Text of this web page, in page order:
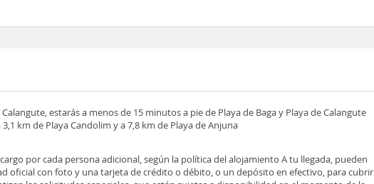
estarás a menos de 15 minutos a pie de Playa de Baga y Playa de Calangute
km de Playa Candolim y a 7,8 km de Playa de Anjuna
por cada persona adicional, según la política del alojamiento A tu llegada, pueden
oficial con foto y una tarjeta de crédito o débito, o un depósito en efectivo, para cubrir